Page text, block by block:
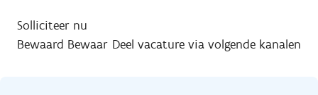
Solliciteer nu
Bewaard Bewaar Deel vacature via volgende kanalen